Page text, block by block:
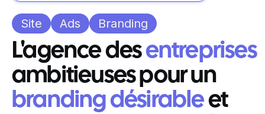
Site Ads Branding
L'agence desentreprises
ambitieuses pour un
branding désirableet